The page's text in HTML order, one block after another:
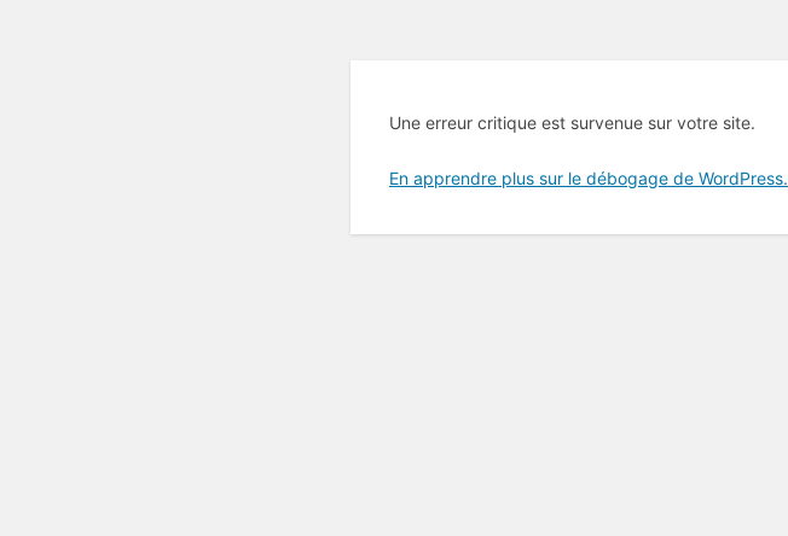
Une erreur critique est survenue sur votre site.
En apprendre plus sur le débogage de WordPress.